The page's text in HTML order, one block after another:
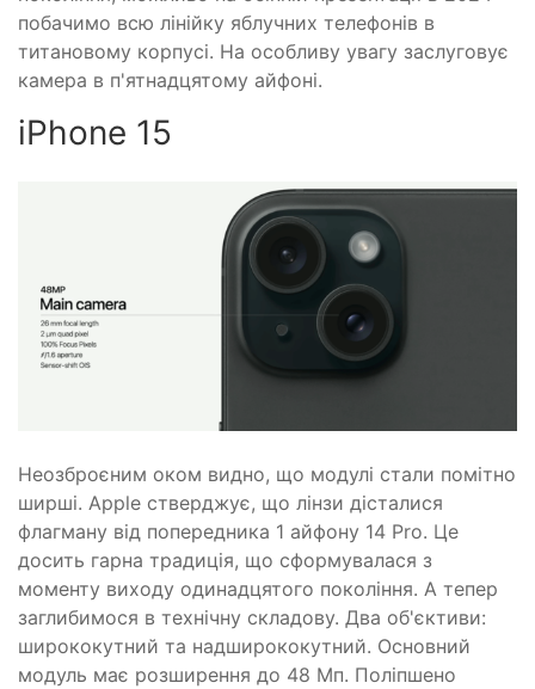
побачимо всю лінійку яблучних телефонів в
титановому корпусі. На особливу увагу заслуговує
камера в п'ятнадцятому айфоні.
iPhone 15
Неозброєним оком видно, що модулі стали помітно
ширші. Apple стверджує, що лінзи дісталися
флагману від попередника 1 айфону 14 Pro. Це
досить гарна традиція, що сформувалася з
моменту виходу одинадцятого покоління. А тепер
заглибимося в технічну складову. Два об'єктиви:
ширококутний та надширококутний. Основний
модуль має розширення до 48 Мп. Поліпшено